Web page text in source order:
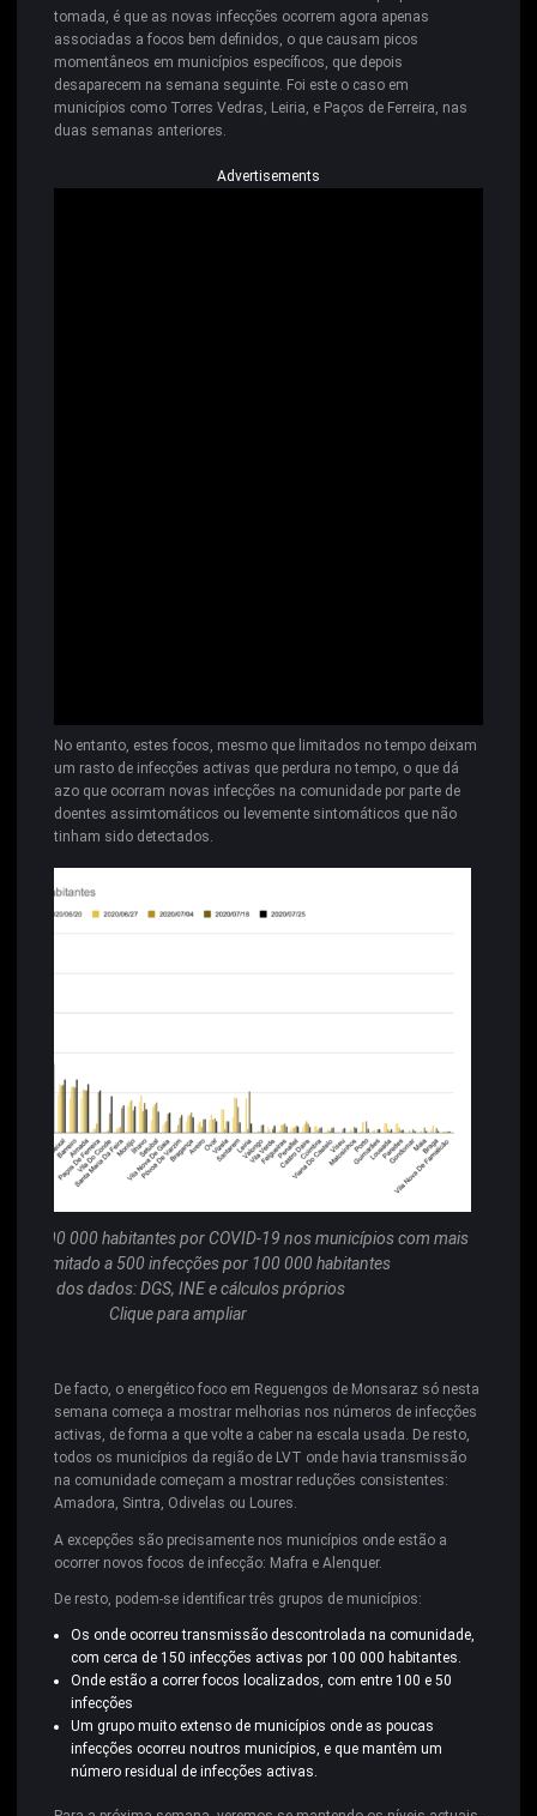
tomada, é que as novas infecções ocorrem agora apenas
associadas a focos bem definidos, o que causam picos
momentâneos em municípios específicos, que depois
desaparecem na semana seguinte. Foi este o caso em
municípios como Torres Vedras, Leiria, e Paços de Ferreira, nas
duas semanas anteriores.
Advertisements
No entanto, estes focos, mesmo que limitados no tempo deixam
um rasto de infecções activas que perdura no tempo, o que dá
azo que ocorram novas infecções na comunidade por parte de
doentes assimtomáticos ou levemente sintomáticos que não
tinham sido detectados.
por 100 000 habitantes por COVID-19 nos municípios com mais
limitado a 500 infecções por 100 000 habitantes
Fonte dos dados: DGS, INE e cálculos próprios
Clique para ampliar
De facto, o energético foco em Reguengos de Monsaraz só nesta
semana começa a mostrar melhorias nos números de infecções
activas, de forma a que volte a caber na escala usada. De resto,
todos os municípios da região de LVT onde havia transmissão
na comunidade começam a mostrar reduções consistentes:
Amadora, Sintra, Odivelas ou Loures.
A excepções são precisamente nos municípios onde estão a
ocorrer novos focos de infecção: Mafra e Alenquer.
De resto, podem-se identificar três grupos de municípios:
Os onde ocorreu transmissão descontrolada na comunidade,
com cerca de 150 infecções activas por 100 000 habitantes.
Onde estão a correr focos localizados, com entre 100 e 50
infecções
Um grupo muito extenso de municípios onde as poucas
infecções ocorreu noutros municípios, e que mantêm um
número residual de infecções activas.